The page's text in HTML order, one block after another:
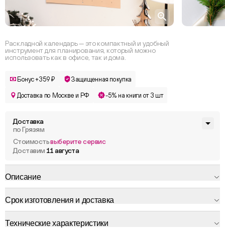
Раскладной календарь — это компактный и удобный
инструмент для планирования, который можно
использовать как в офисе, так и дома.
Бонус +359 ₽ Защищенная покупка
Доставка по Москве и РФ -5% на книги от 3 шт
Доставка
по Грязям
Стоимостьвыберите сервис
Доставим 11 августа
Описание
Срок изготовления и доставка
Технические характеристики